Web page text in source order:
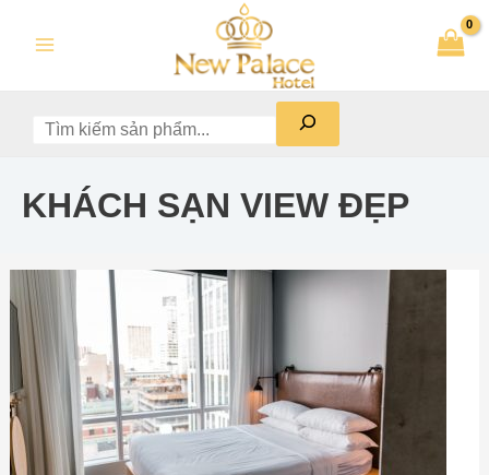
kiếm
KHÁCH SẠN VIEW ĐẸP
New
Palace
Hotel
–
Khách
sạn
view
đẹp